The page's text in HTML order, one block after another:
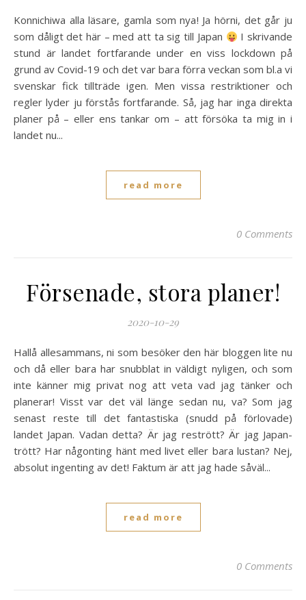
Konnichiwa alla läsare, gamla som nya! Ja hörni, det går ju
som dåligt det här – med att ta sig till Japan
I skrivande
stund är landet fortfarande under en viss lockdown på
grund av Covid-19 och det var bara förra veckan som bl.a vi
svenskar fick tillträde igen. Men vissa restriktioner och
regler lyder ju förstås fortfarande. Så, jag har inga direkta
planer på – eller ens tankar om – att försöka ta mig in i
landet nu...
read more
0 Comments
Försenade, stora planer!
2020-10-29
Hallå allesammans, ni som besöker den här bloggen lite nu
och då eller bara har snubblat in väldigt nyligen, och som
inte känner mig privat nog att veta vad jag tänker och
planerar! Visst var det väl länge sedan nu, va? Som jag
senast reste till det fantastiska (snudd på förlovade)
landet Japan. Vadan detta? Är jag restrött? Är jag Japan-
trött? Har någonting hänt med livet eller bara lustan? Nej,
absolut ingenting av det! Faktum är att jag hade såväl...
read more
0 Comments